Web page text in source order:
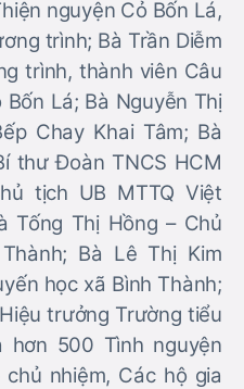
nguyện Cỏ Bốn Lá,
trình; Bà Trần Diễm
trình, thành viên Câu
Lá; Bà Nguyễn Thị
Chay Khai Tâm; Bà
thư Đoàn TNCS HCM
tịch UB MTTQ Việt
Tống Thị Hồng – Chủ
Bà Lê Thị Kim
học xã Bình Thành;
trưởng Trường tiểu
hơn 500 Tình nguyện
nhiệm, Các hộ gia